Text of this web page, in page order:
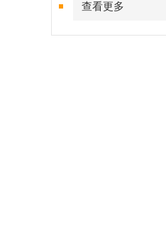
查看更多